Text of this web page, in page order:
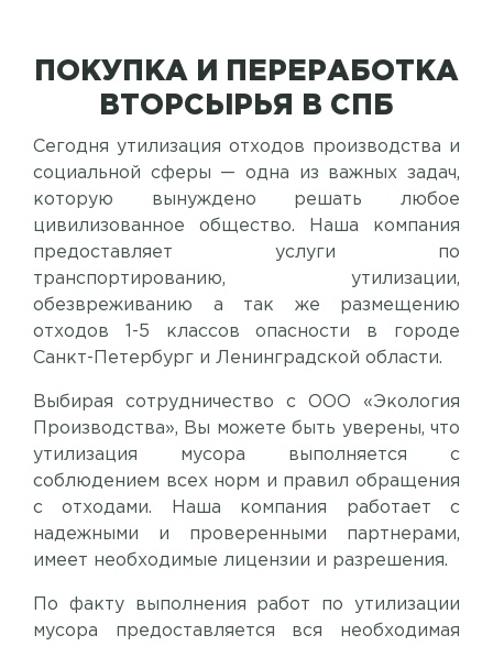
ПОКУПКА И ПЕРЕРАБОТКА
ВТОРСЫРЬЯ В СПБ
Сегодня утилизация отходов производства и
социальной сферы — одна из важных задач,
которую вынуждено решать любое
цивилизованное общество. Наша компания
предоставляет услуги по
транспортированию, утилизации,
обезвреживанию а так же размещению
отходов 1-5 классов опасности в городе
Санкт-Петербург и Ленинградской области.
Выбирая сотрудничество с ООО «Экология
Производства», Вы можете быть уверены, что
утилизация мусора выполняется с
соблюдением всех норм и правил обращения
с отходами. Наша компания работает с
надежными и проверенными партнерами,
имеет необходимые лицензии и разрешения.
По факту выполнения работ по утилизации
мусора предоставляется вся необходимая